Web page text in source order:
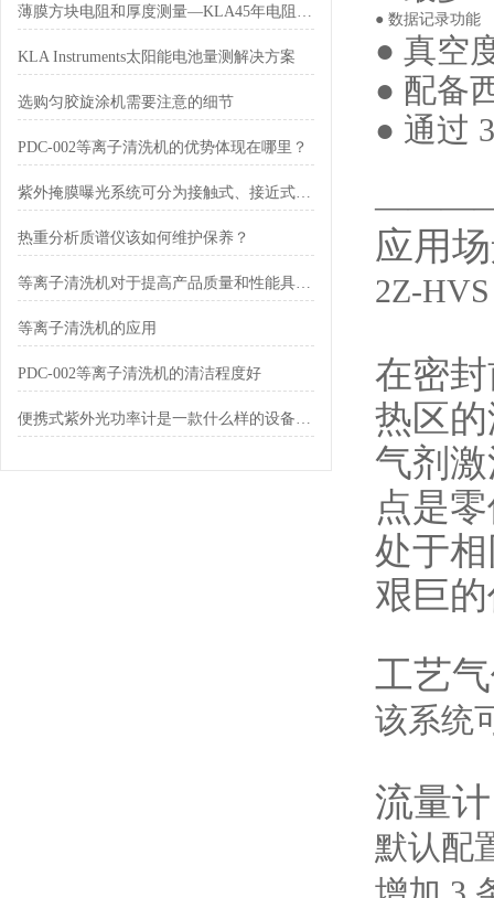
薄膜方块电阻和厚度测量—KLA45年电阻测量技术创新的桌面型解决方案
KLA Instruments太阳能电池量测解决方案
选购匀胶旋涂机需要注意的细节
PDC-002等离子清洗机的优势体现在哪里？
紫外掩膜曝光系统可分为接触式、接近式和投影式三种
热重分析质谱仪该如何维护保养？
等离子清洗机对于提高产品质量和性能具有重要意义
等离子清洗机的应用
PDC-002等离子清洗机的清洁程度好
便携式紫外光功率计是一款什么样的设备呢？
● 数据记录功能
● 真空
● 配备
● 通过
应用
2Z-
在密
热区
气剂
点是
处于
艰巨
工艺
该系统
流量计
默认配